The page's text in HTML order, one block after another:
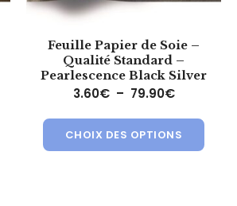
du produit
peuvent être choisies sur la page
prix : 3.60€ à 79.90€
produit a plusieurs variations. Les
Feuille Papier de Soie –
Qualité Standard –
Pearlescence Black Silver
3.60€ – 79.90€Plage de
CHOIX DES OPTIONS
Ce